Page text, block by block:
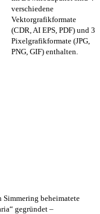
verschiedene
Vektorgrafikformate
(CDR, AI EPS, PDF) und 3
Pixelgrafikformate (JPG,
PNG, GIF) enthalten.
Simmering beheimatete
gegründet –